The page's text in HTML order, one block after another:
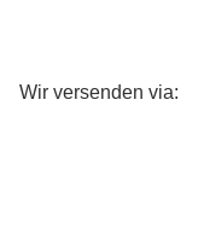
Wir versenden via: